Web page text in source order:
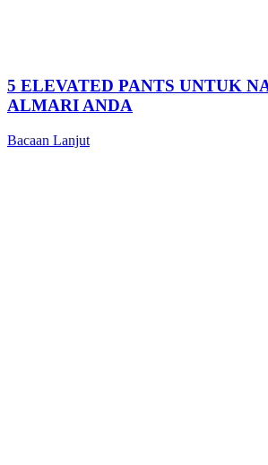
5 ELEVATED PANTS UNTUK
ALMARI ANDA
Bacaan Lanjut